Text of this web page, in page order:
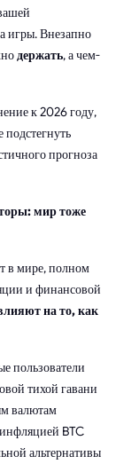
игры. Внезапно
держать, а чем-
к 2026 году,
прогноза
мир тоже
в мире, полном
и финансовой
на то, как
пользователи
тихой гавани
валютам
инфляцией BTC
альтернативы